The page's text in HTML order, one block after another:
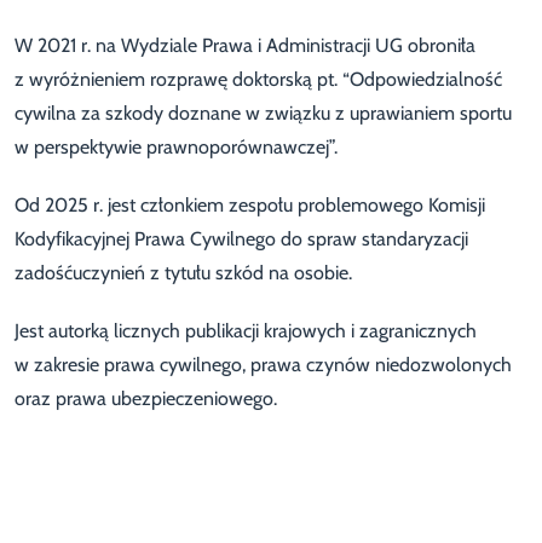
W 2021 r. na Wydziale Prawa i Administracji UG obroniła
z wyróżnieniem rozprawę doktorską pt. “Odpowiedzialność
cywilna za szkody doznane w związku z uprawianiem sportu
w perspektywie prawnoporównawczej”.
Od 2025 r. jest członkiem zespołu problemowego Komisji
Kodyfikacyjnej Prawa Cywilnego do spraw standaryzacji
zadośćuczynień z tytułu szkód na osobie.
Jest autorką licznych publikacji krajowych i zagranicznych
w zakresie prawa cywilnego, prawa czynów niedozwolonych
oraz prawa ubezpieczeniowego.